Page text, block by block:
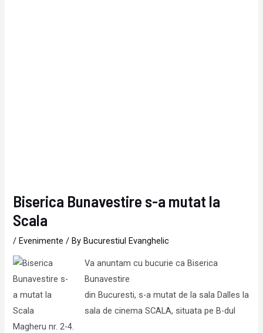
Biserica Bunavestire s-a mutat la
Scala
/Evenimente / ByBucurestiul Evanghelic
Va anuntam cu bucurie ca Biserica
Bunavestire
din Bucuresti, s-a mutat de la sala Dalles la
sala de cinema SCALA, situata pe B-dul
Magheru nr. 2-4.